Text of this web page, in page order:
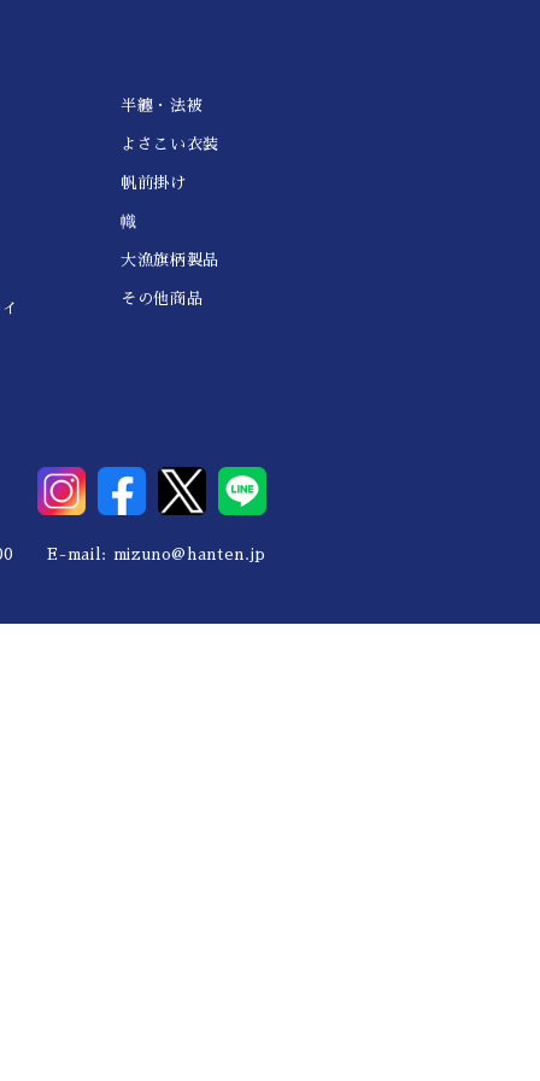
半纏・法被
よさこい衣装
帆前掛け
幟
大漁旗柄製品
その他商品
E-mail: mizuno@hanten.jp